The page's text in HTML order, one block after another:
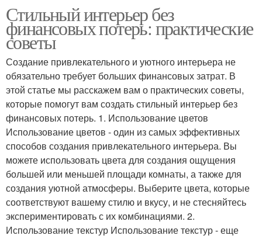
Стильный интерьер без
финансовых потерь: практические
советы
Создание привлекательного и уютного интерьера не
обязательно требует больших финансовых затрат. В
этой статье мы расскажем вам о практических советы,
которые помогут вам создать стильный интерьер без
финансовых потерь. 1. Использование цветов
Использование цветов - один из самых эффективных
способов создания привлекательного интерьера. Вы
можете использовать цвета для создания ощущения
большей или меньшей площади комнаты, а также для
создания уютной атмосферы. Выберите цвета, которые
соответствуют вашему стилю и вкусу, и не стесняйтесь
экспериментировать с их комбинациями. 2.
Использование текстур Использование текстур - еще